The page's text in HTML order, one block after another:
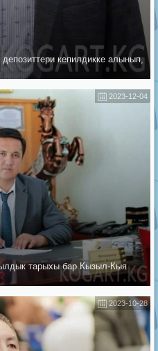
кепилдикке алынып,
2023-12-04
тарыхы бар Кызыл-Кыя
2023-10-28